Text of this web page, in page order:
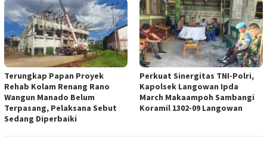
Terungkap Papan Proyek
Rehab Kolam Renang Rano
Wangun Manado Belum
Terpasang, Pelaksana Sebut
Sedang Diperbaiki
Perkuat Sinergitas TNI-Polri,
Kapolsek Langowan Ipda
March Makaampoh Sambangi
Koramil 1302-09 Langowan